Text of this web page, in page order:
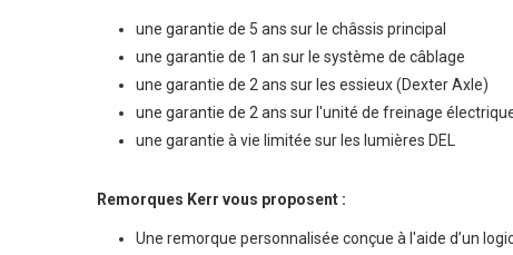
une garantie de 5 ans sur le châssis principal
une garantie de 1 an sur le système de câblage
une garantie de 2 ans sur les essieux (Dexter Axle)
une garantie de 2 ans sur l'unité de freinage
une garantie à vie limitée sur les lumières DEL
Remorques Kerr vous proposent :
Une remorque personnalisée conçue à l'aide d’un